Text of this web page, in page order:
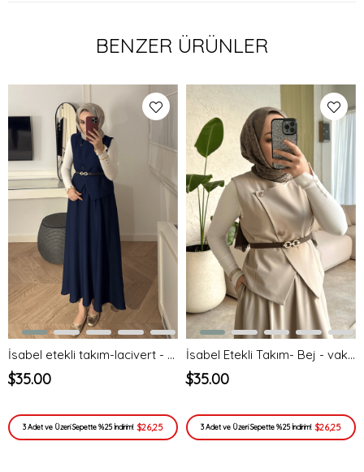
BENZER ÜRÜNLER
İsabel etekli takım-lacivert - vakronline
$35.00
3 Adet ve Üzeri Sepette %25 İndirim! $26,25
İsabel Etekli Takım- Bej - vakronline
$35.00
3 Adet ve Üzeri Sepette %25 İndirim! $26,25